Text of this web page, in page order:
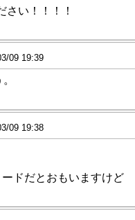
さい！！！！
09 19:39
09 19:38
ドだとおもいますけど